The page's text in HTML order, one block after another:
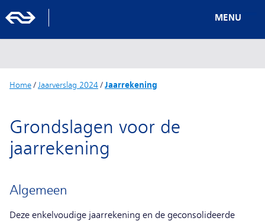
MENU
Home/ Jaarverslag 2024/Jaarrekening
Grondslagen voor de
jaarrekening
Algemeen
Deze enkelvoudige jaarrekening en de geconsolideerde